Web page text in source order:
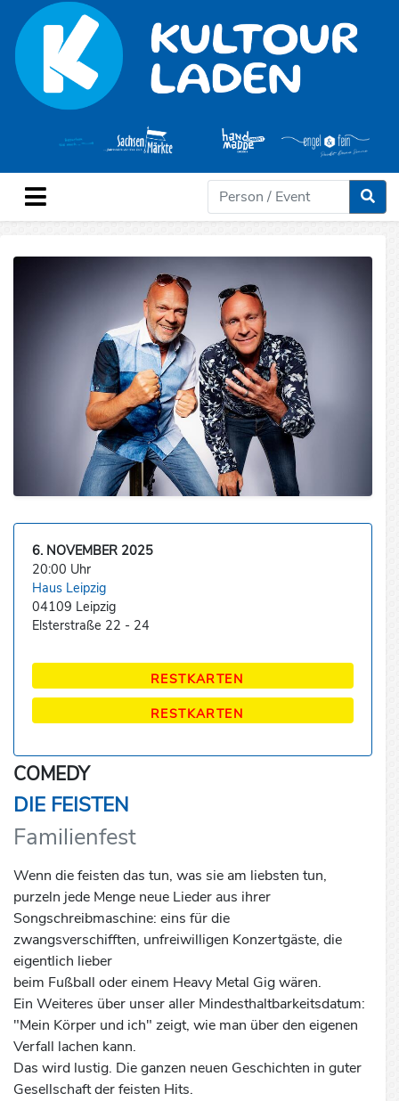
6. NOVEMBER 2025
20:00 Uhr
Haus Leipzig
04109 Leipzig
Elsterstraße 22 - 24
RESTKARTEN
RESTKARTEN
COMEDY
DIE FEISTEN
Familienfest
Wenn die feisten das tun, was sie am liebsten tun,
purzeln jede Menge neue Lieder aus ihrer
Songschreibmaschine: eins für die
zwangsverschifften, unfreiwilligen Konzertgäste, die
eigentlich lieber
beim Fußball oder einem Heavy Metal Gig wären.
Ein Weiteres über unser aller Mindesthaltbarkeitsdatum:
"Mein Körper und ich" zeigt, wie man über den eigenen
Verfall lachen kann.
Das wird lustig. Die ganzen neuen Geschichten in guter
Gesellschaft der feisten Hits.